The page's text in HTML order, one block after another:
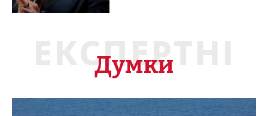
ЕКСПЕРТНІ
Думки